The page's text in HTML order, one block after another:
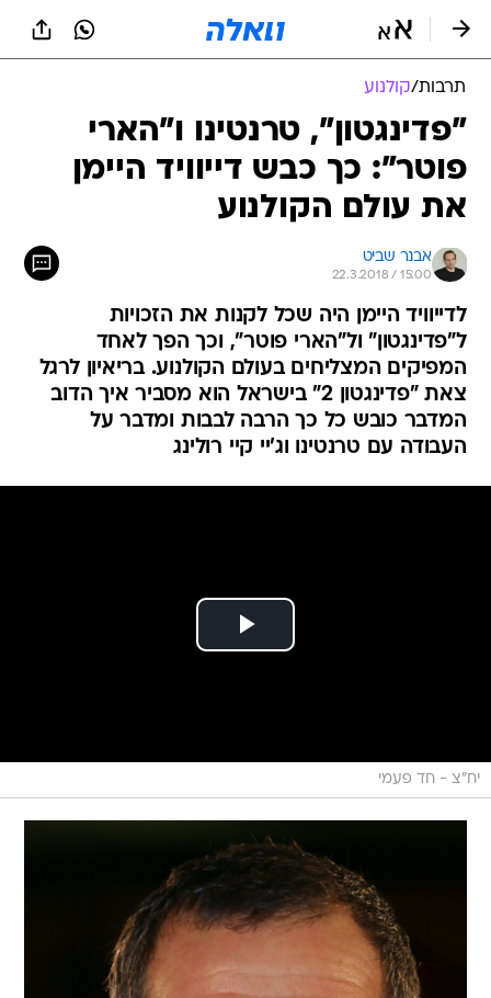
תרבות/קולנוע
"פדינגטון", טרנטינו ו"הארי
פוטר": כך כבש דייוויד היימן
את עולם הקולנוע
אבנר שביט
22.3.2018 / 15:00
לדייוויד היימן היה שכל לקנות את הזכויות
ל"פדינגטון" ול"הארי פוטר", וכך הפך לאחד
המפיקים המצליחים בעולם הקולנוע. בריאיון לרגל
צאת "פדינגטון 2" בישראל הוא מסביר איך הדוב
המדבר כובש כל כך הרבה לבבות ומדבר על
העבודה עם טרנטינו וג'יי קיי רולינג
יח"צ - חד פעמי